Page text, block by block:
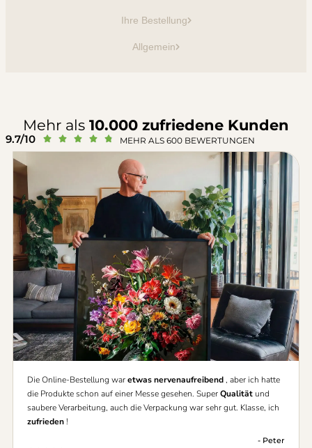
Ihre Bestellung
Allgemein
Mehr als 10.000 zufriedene Kunden
9.7/10      MEHR ALS 600 BEWERTUNGEN
Die Online-Bestellung waretwas nervenaufreibend, aber ich hatte
die Produkte schon auf einer Messe gesehen. SuperQualität und
saubere Verarbeitung, auch die Verpackung war sehr gut. Klasse, ich
zufrieden!
- Peter